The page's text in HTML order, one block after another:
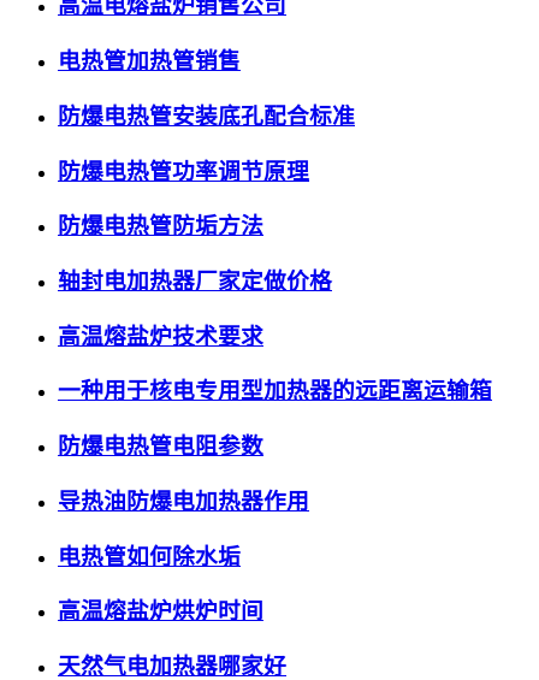
高温电熔盐炉销售公司
电热管加热管销售
防爆电热管安装底孔配合标准
防爆电热管功率调节原理
防爆电热管防垢方法
轴封电加热器厂家定做价格
高温熔盐炉技术要求
一种用于核电专用型加热器的远距离运输箱
防爆电热管电阻参数
导热油防爆电加热器作用
电热管如何除水垢
高温熔盐炉烘炉时间
天然气电加热器哪家好